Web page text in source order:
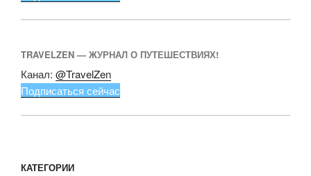
TRAVELZEN — ЖУРНАЛ О ПУТЕШЕСТВИЯХ!
Канал: @TravelZen
Подписаться сейчас
КАТЕГОРИИ